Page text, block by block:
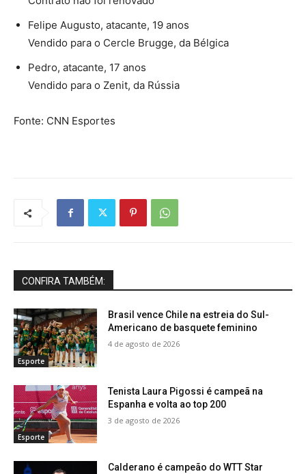
Felipe Augusto, atacante, 19 anos
Vendido para o Cercle Brugge, da Bélgica
Pedro, atacante, 17 anos
Vendido para o Zenit, da Rússia
Fonte: CNN Esportes
CONFIRA TAMBÉM:
Esporte
Brasil vence Chile na estreia do Sul-
Americano de basquete feminino
4 de agosto de 2026
Esporte
Tenista Laura Pigossi é campeã na
Espanha e volta ao top 200
3 de agosto de 2026
Calderano é campeão do WTT Star